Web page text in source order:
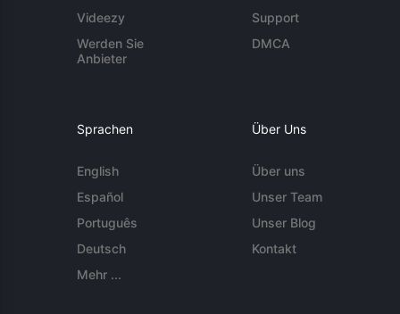
Videezy
Werden Sie
Anbieter
Support
DMCA
Sprachen
English
Español
Português
Deutsch
Mehr ...
Über Uns
Über uns
Unser Team
Unser Blog
Kontakt